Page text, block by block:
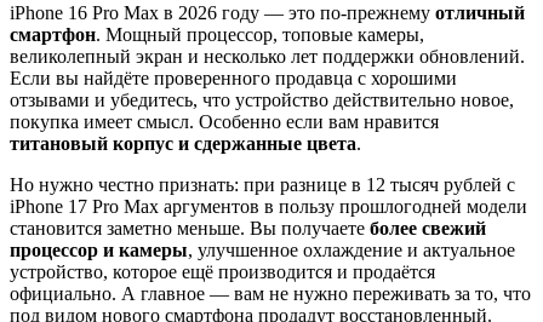
iPhone 16 Pro Max в 2026 году — это по-прежнему отличный
смартфон. Мощный процессор, топовые камеры,
великолепный экран и несколько лет поддержки обновлений.
Если вы найдёте проверенного продавца с хорошими
отзывами и убедитесь, что устройство действительно новое,
покупка имеет смысл. Особенно если вам нравится
титановый корпус и сдержанные цвета.
Но нужно честно признать: при разнице в 12 тысяч рублей с
iPhone 17 Pro Max аргументов в пользу прошлогодней модели
становится заметно меньше. Вы получаете более свежий
процессор и камеры, улучшенное охлаждение и актуальное
устройство, которое ещё производится и продаётся
официально. А главное — вам не нужно переживать за то, что
под видом нового смартфона продадут восстановленный.